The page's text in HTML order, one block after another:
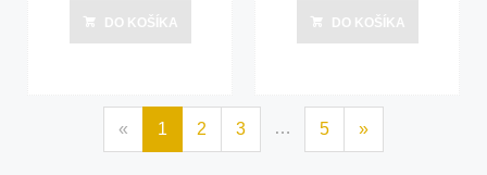
DO KOŠÍKA DO KOŠÍKA
« 1 2 3 … 5 »